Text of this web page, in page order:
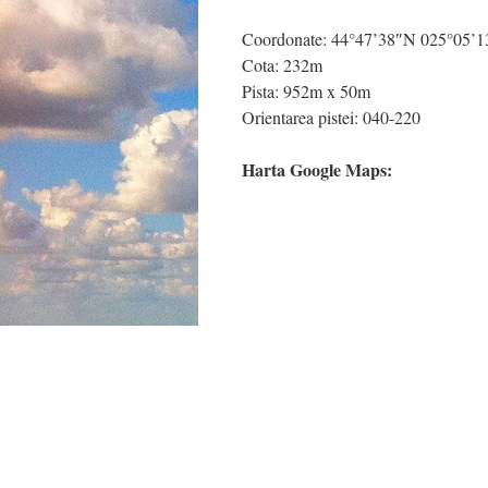
Coordonate: 44°47’38″N
Cota: 232m
Pista: 952m x 50m
Orientarea pistei: 040-220
Harta Google Maps: